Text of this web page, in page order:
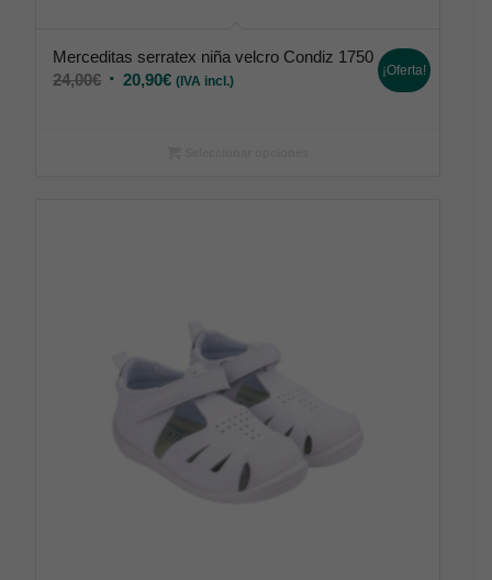
Merceditas serratex niña velcro Condiz 1750
24,00€ 20,90€ (IVA incl.)
¡Oferta!